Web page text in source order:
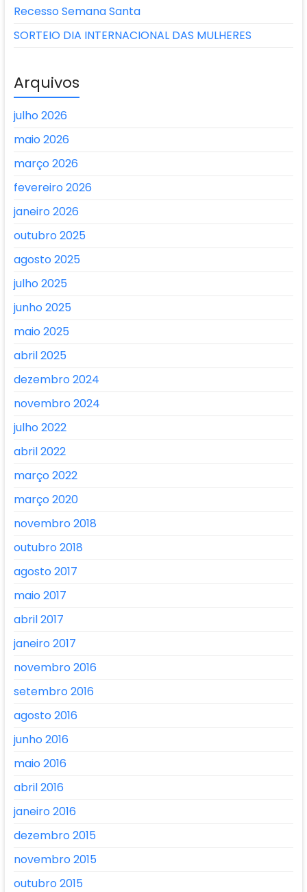
Recesso Semana Santa
SORTEIO DIA INTERNACIONAL DAS MULHERES
Arquivos
julho 2026
maio 2026
março 2026
fevereiro 2026
janeiro 2026
outubro 2025
agosto 2025
julho 2025
junho 2025
maio 2025
abril 2025
dezembro 2024
novembro 2024
julho 2022
abril 2022
março 2022
março 2020
novembro 2018
outubro 2018
agosto 2017
maio 2017
abril 2017
janeiro 2017
novembro 2016
setembro 2016
agosto 2016
junho 2016
maio 2016
abril 2016
janeiro 2016
dezembro 2015
novembro 2015
outubro 2015